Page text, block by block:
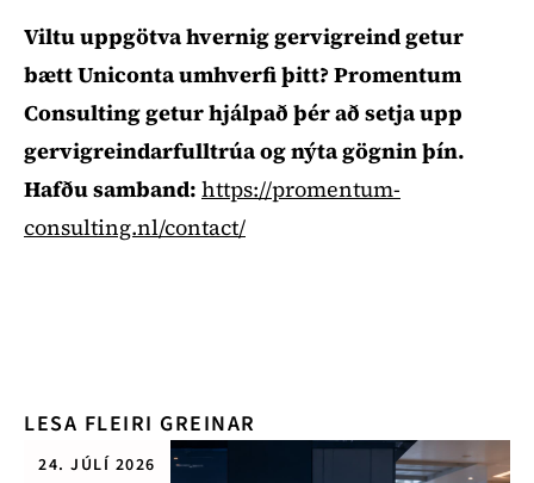
Viltu uppgötva hvernig gervigreind getur
bætt Uniconta umhverfi þitt? Promentum
Consulting getur hjálpað þér að setja upp
gervigreindarfulltrúa og nýta gögnin þín.
Hafðu samband: https://promentum-
consulting.nl/contact/
LESA FLEIRI GREINAR
24. JÚLÍ 2026